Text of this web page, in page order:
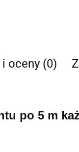
oceny (0)
po 5 m